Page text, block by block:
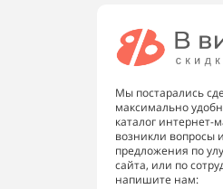
Мы постарались
максимально
каталог интернет-
возникли вопросы
предложения по
сайта, или по
напишите нам: